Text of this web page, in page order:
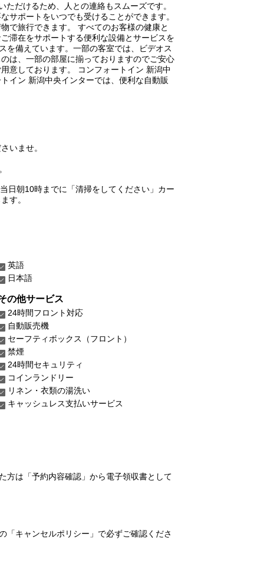
だけるため、人との連絡もスムーズです。
サポートをいつでも受けることができます。
で旅行できます。 すべてのお客様の健康と
滞在をサポートする便利な設備とサービスを
を備えています。一部の客室では、ビデオス
は、一部の部屋に揃っておりますのでご安心
意しております。 コンフォートイン 新潟中
イン 新潟中央インターでは、便利な自動販
いませ。
日朝10時までに「清掃をしてください」カー
す。
英語
日本語
の他サービス
24時間フロント対応
自動販売機
セーフティボックス（フロント）
禁煙
24時間セキュリティ
コインランドリー
リネン・衣類の湯洗い
キャッシュレス支払いサービス
方は「予約内容確認」から電子領収書として
「キャンセルポリシー」で必ずご確認くださ